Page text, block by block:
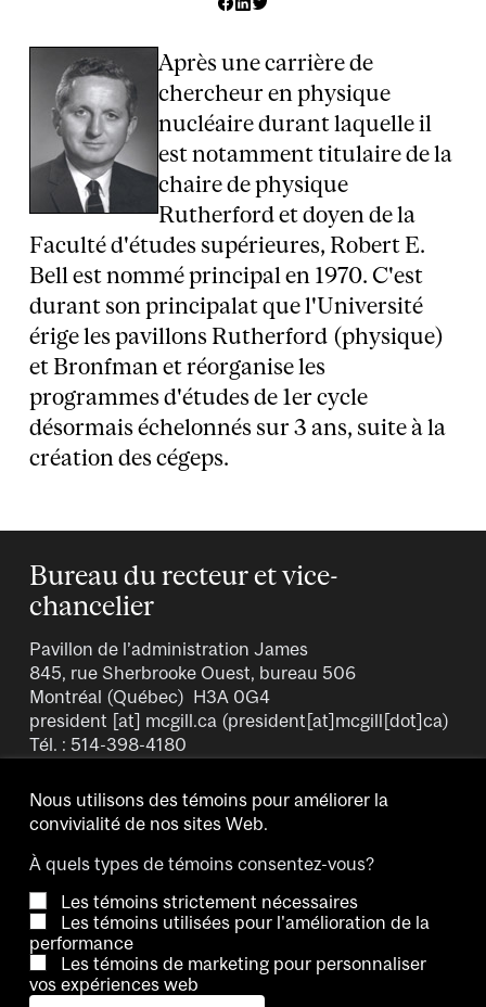
Après une carrière de
chercheur en physique
nucléaire durant laquelle il
est notamment titulaire de la
chaire de physique
Rutherford et doyen de la
Faculté d'études supérieures, Robert E.
Bell est nommé principal en 1970. C'est
durant son principalat que l'Université
érige les pavillons Rutherford (physique)
et Bronfman et réorganise les
programmes d'études de 1er cycle
désormais échelonnés sur 3 ans, suite à la
création des cégeps.
Bureau du recteur et vice-
chancelier
Pavillon de l’administration James
845, rue Sherbrooke Ouest, bureau 506
Montréal (Québec) H3A 0G4
president [at] mcgill.ca (president[at]mcgill[dot]ca)
Tél. : 514-398-4180
Copyright © 2026 McGill University.
Nous utilisons des témoins pour améliorer la
convivialité de nos sites Web.
À quels types de témoins consentez-vous?
Les témoins strictement nécessaires
Les témoins utilisées pour l'amélioration de la
performance
Les témoins de marketing pour personnaliser
vos expériences web